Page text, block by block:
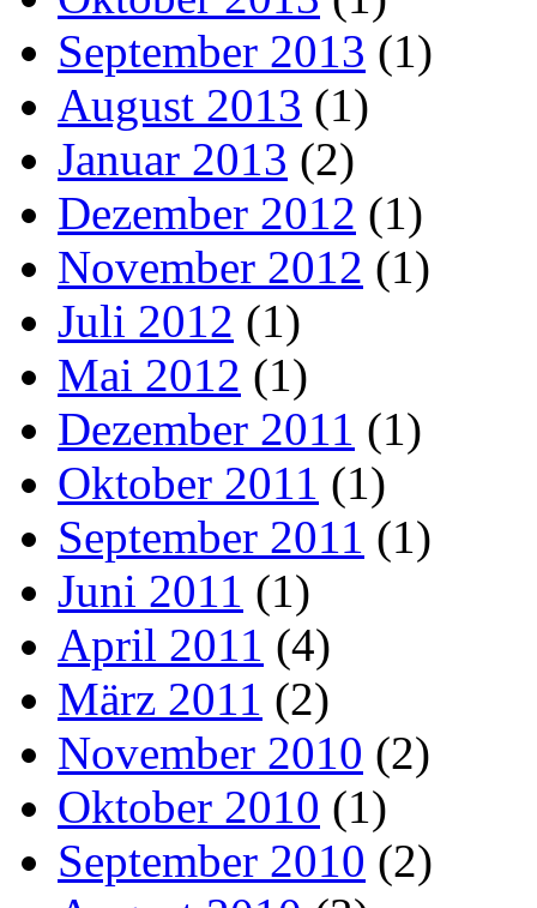
September 2013 (1)
August 2013 (1)
Januar 2013 (2)
Dezember 2012 (1)
November 2012 (1)
Juli 2012 (1)
Mai 2012 (1)
Dezember 2011 (1)
Oktober 2011 (1)
September 2011 (1)
Juni 2011 (1)
April 2011 (4)
März 2011 (2)
November 2010 (2)
Oktober 2010 (1)
September 2010 (2)